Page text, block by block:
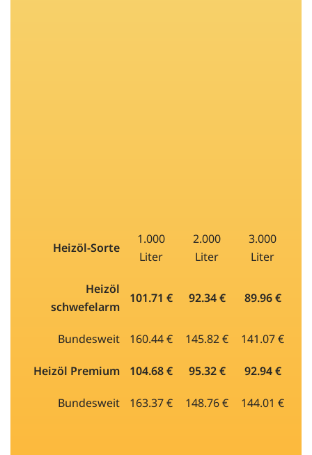
Heizöl-Sorte
1.000
Liter
2.000
Liter
3.000
Liter
Heizöl
schwefelarm
101.71 € 92.34 € 89.96 €
Bundesweit 160.44 € 145.82 € 141.07 €
Heizöl Premium 104.68 € 95.32 € 92.94 €
Bundesweit 163.37 € 148.76 € 144.01 €